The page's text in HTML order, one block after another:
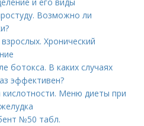
и его виды
Возможно ли
Хронический
ботокса. В каких случаях
эффективен?
Меню диеты при
№50 табл.